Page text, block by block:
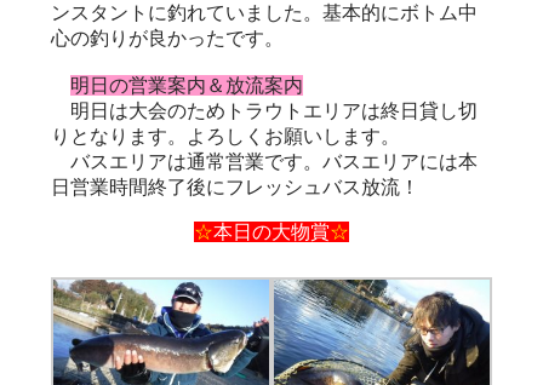
ンスタントに釣れていました。基本的にボトム中
心の釣りが良かったです。
明日の営業案内＆放流案内
明日は大会のためトラウトエリアは終日貸し切
りとなります。よろしくお願いします。
バスエリアは通常営業です。バスエリアには本
日営業時間終了後にフレッシュバス放流！
☆本日の大物賞☆